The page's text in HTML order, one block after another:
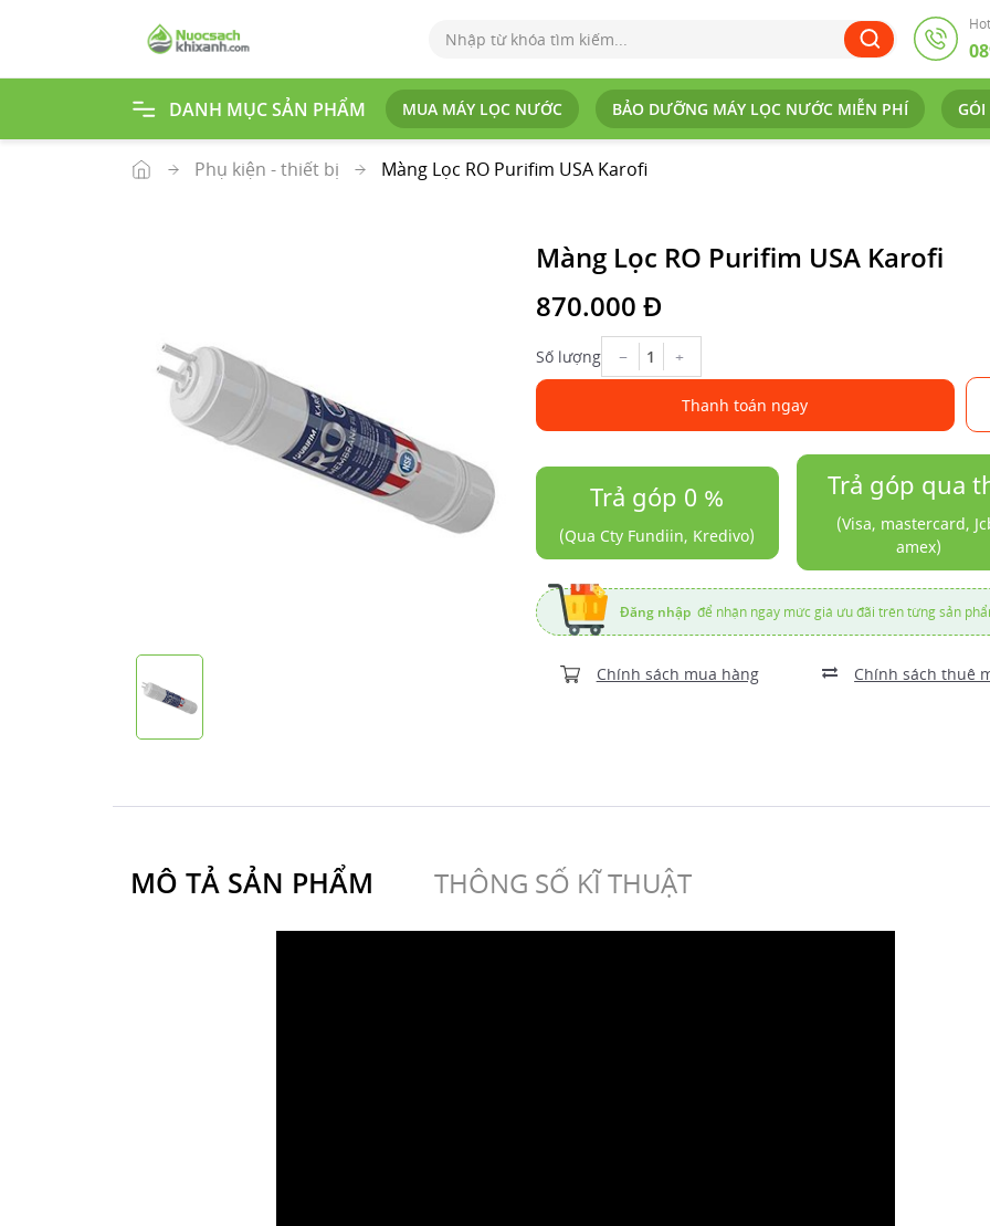
DANH MỤC SẢN PHẨM MUA MÁY LỌC NƯỚC BẢO DƯỠNG MÁY LỌC NƯỚC MIỄN PHÍ GÓI
Tr
an
g
Phụ kiện - thiết bị Màng Lọc RO Purifim USA Karofi
Màng Lọc RO Purifim USA Karofi
870.000 Đ
Số lượng − +
Thanh toán ngay
Trả góp 0 %
(Qua Cty Fundiin, Kredivo)
Trả góp qua
(Visa, mastercard,
amex)
Đăng nhập để nhận ngay mức giá ưu đãi trên từng sản
Chính sách mua hàng Chính sách thuê
MÔ TẢ SẢN PHẨM THÔNG SỐ KĨ THUẬT